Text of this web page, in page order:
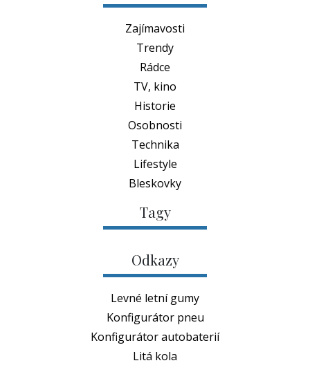
Zajímavosti
Trendy
Rádce
TV, kino
Historie
Osobnosti
Technika
Lifestyle
Bleskovky
Tagy
Odkazy
Levné letní gumy
Konfigurátor pneu
Konfigurátor autobaterií
Litá kola